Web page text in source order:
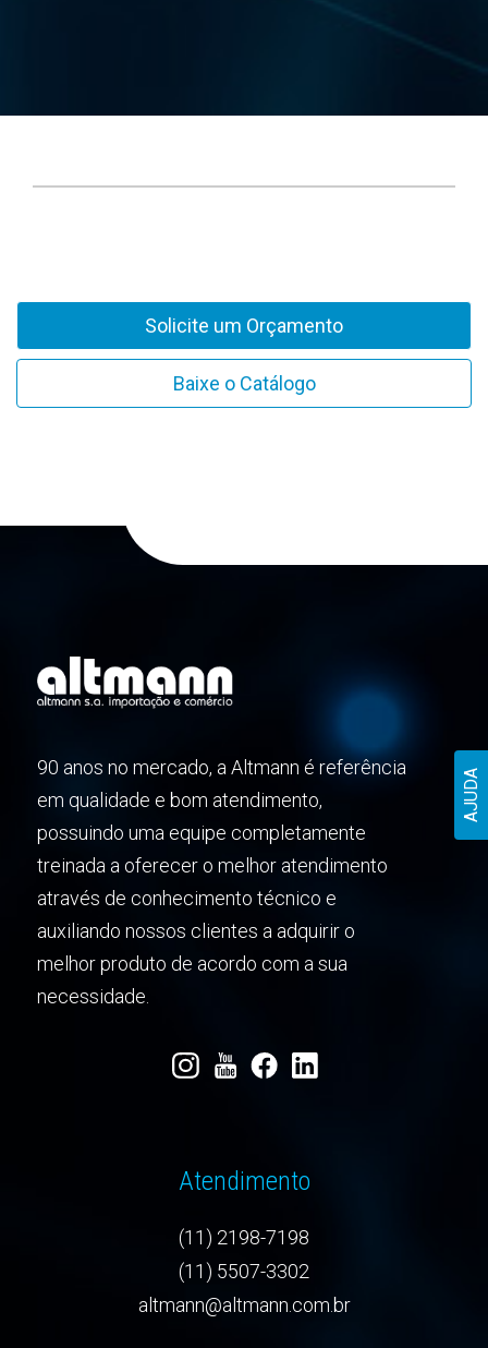
AJUDA
Solicite um Orçamento
Baixe o Catálogo
90 anos no mercado, a Altmann é referência
em qualidade e bom atendimento,
possuindo uma equipe completamente
treinada a oferecer o melhor atendimento
através de conhecimento técnico e
auxiliando nossos clientes a adquirir o
melhor produto de acordo com a sua
necessidade.
Atendimento
(11) 2198-7198
(11) 5507-3302
altmann@altmann.com.br